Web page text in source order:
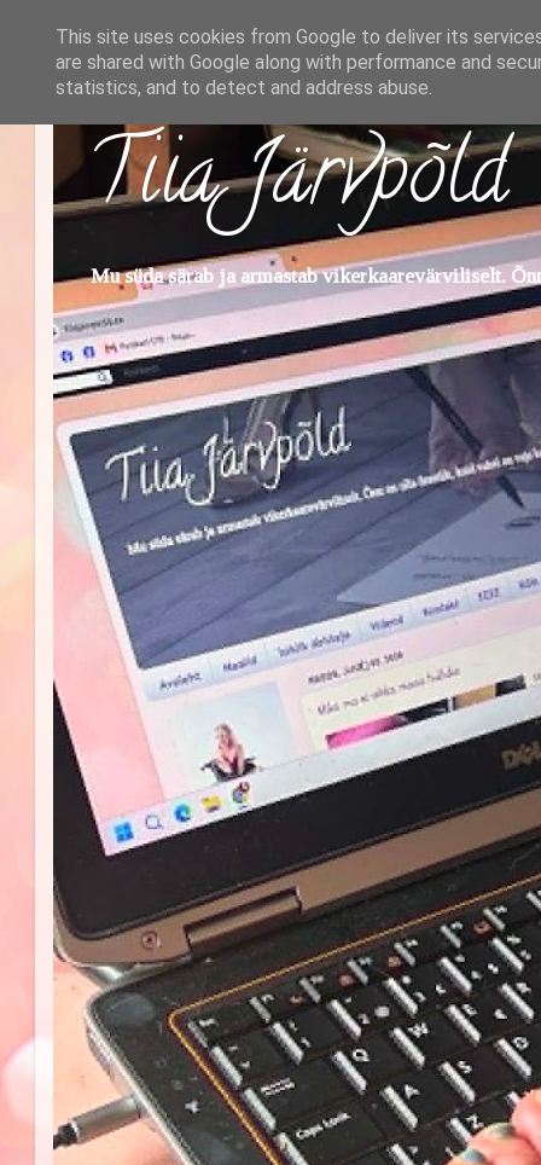
Tiia Järvpõld
Mu süda särab ja armastab vikerkaarevärviliselt.
This site uses cookies from Google to deliver its
are shared with Google along with performance and
statistics, and to detect and address abuse.